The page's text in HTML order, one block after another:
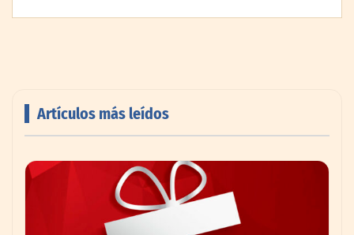
impulsando la colaboración en el sector
Artículos más leídos